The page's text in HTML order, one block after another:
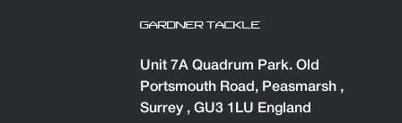
GARDNER TACKLE
Unit 7A Quadrum Park. Old
Portsmouth Road, Peasmarsh ,
Surrey , GU3 1LU England